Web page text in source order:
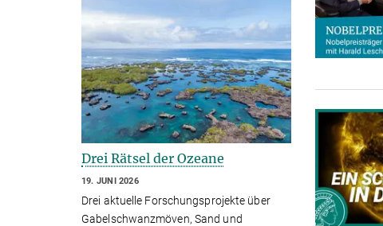
Drei Rätsel der Ozeane
19. JUNI 2026
Drei aktuelle Forschungsprojekte über
Gabelschwanzmöven, Sand und